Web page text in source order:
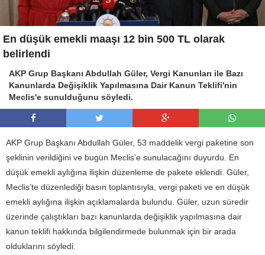
En düşük emekli maaşı 12 bin 500 TL olarak
belirlendi
AKP Grup Başkanı Abdullah Güler, Vergi Kanunları ile Bazı
Kanunlarda Değişiklik Yapılmasına Dair Kanun Teklifi'nin
Meclis'e sunulduğunu söyledi.
AKP Grup Başkanı Abdullah Güler, 53 maddelik vergi paketine son
şeklinin verildiğini ve bugün Meclis’e sunulacağını duyurdu. En
düşük emekli aylığına ilişkin düzenleme de pakete eklendi. Güler,
Meclis’te düzenlediği basın toplantısıyla, vergi paketi ve en düşük
emekli aylığına ilişkin açıklamalarda bulundu. Güler, uzun süredir
üzerinde çalıştıkları bazı kanunlarda değişiklik yapılmasına dair
kanun teklifi hakkında bilgilendirmede bulunmak için bir arada
olduklarını söyledi.